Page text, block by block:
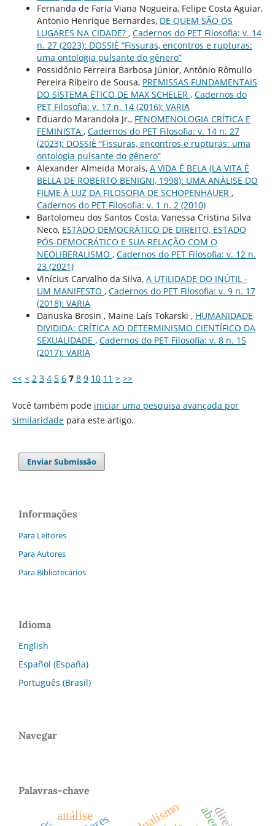
Fernanda de Faria Viana Nogueira, Felipe Costa Aguiar,
Antonio Henrique Bernardes, DE QUEM SÃO OS
LUGARES NA CIDADE? , Cadernos do PET Filosofia: v. 14
n. 27 (2023): DOSSIÈ “Fissuras, encontros e rupturas:
uma ontologia pulsante do gênero”
Possidônio Ferreira Barbosa Júnior, Antônio Rômullo
Pereira Ribeiro de Sousa, PREMISSAS FUNDAMENTAIS
DO SISTEMA ÉTICO DE MAX SCHELER , Cadernos do
PET Filosofia: v. 17 n. 14 (2016): VARIA
Eduardo Marandola Jr., FENOMENOLOGIA CRÍTICA E
FEMINISTA , Cadernos do PET Filosofia: v. 14 n. 27
(2023): DOSSIÈ “Fissuras, encontros e rupturas: uma
ontologia pulsante do gênero”
Alexander Almeida Morais, A VIDA É BELA (LA VITA É
BELLA DE ROBERTO BENIGNI, 1998): UMA ANÁLISE DO
FILME À LUZ DA FILOSOFIA DE SCHOPENHAUER ,
Cadernos do PET Filosofia: v. 1 n. 2 (2010)
Bartolomeu dos Santos Costa, Vanessa Cristina Silva
Neco, ESTADO DEMOCRÁTICO DE DIREITO, ESTADO
PÓS-DEMOCRÁTICO E SUA RELAÇÃO COM O
NEOLIBERALISMO , Cadernos do PET Filosofia: v. 12 n.
23 (2021)
Vinícius Carvalho da Silva, A UTILIDADE DO INÚTIL -
UM MANIFESTO , Cadernos do PET Filosofia: v. 9 n. 17
(2018): VARIA
Danuska Brosin , Maine Laís Tokarski , HUMANIDADE
DIVIDIDA: CRÍTICA AO DETERMINISMO CIENTÍFICO DA
SEXUALIDADE , Cadernos do PET Filosofia: v. 8 n. 15
(2017): VARIA
<< < 2 3 4 5 6 7 8 9 10 11 > >>
Você também pode iniciar uma pesquisa avançada por
similaridadepara este artigo.
Enviar Submissão
Informações
Para Leitores
Para Autores
Para Bibliotecários
Idioma
English
Español (España)
Português (Brasil)
Navegar
Palavras-chave
dualismo
análise